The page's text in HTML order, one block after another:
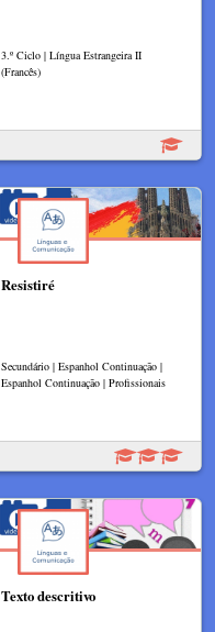
3.º Ciclo | Língua Estrangeira II
(Francês)
Resistiré
Secundário | Espanhol Continuação |
Espanhol Continuação | Profissionais
Texto descritivo